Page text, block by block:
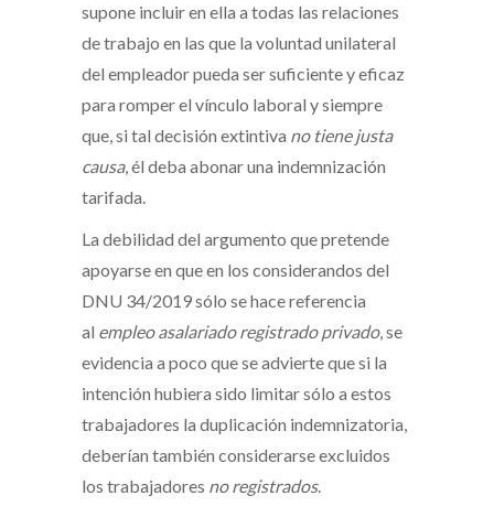
supone incluir en ella a todas las relaciones
de trabajo en las que la voluntad unilateral
del empleador pueda ser suficiente y eficaz
para romper el vínculo laboral y siempre
que, si tal decisión extintiva no tiene justa
causa, él deba abonar una indemnización
tarifada.
La debilidad del argumento que pretende
apoyarse en que en los considerandos del
DNU 34/2019 sólo se hace referencia
al empleo asalariado registrado privado, se
evidencia a poco que se advierte que si la
intención hubiera sido limitar sólo a estos
trabajadores la duplicación indemnizatoria,
deberían también considerarse excluidos
los trabajadores no registrados.